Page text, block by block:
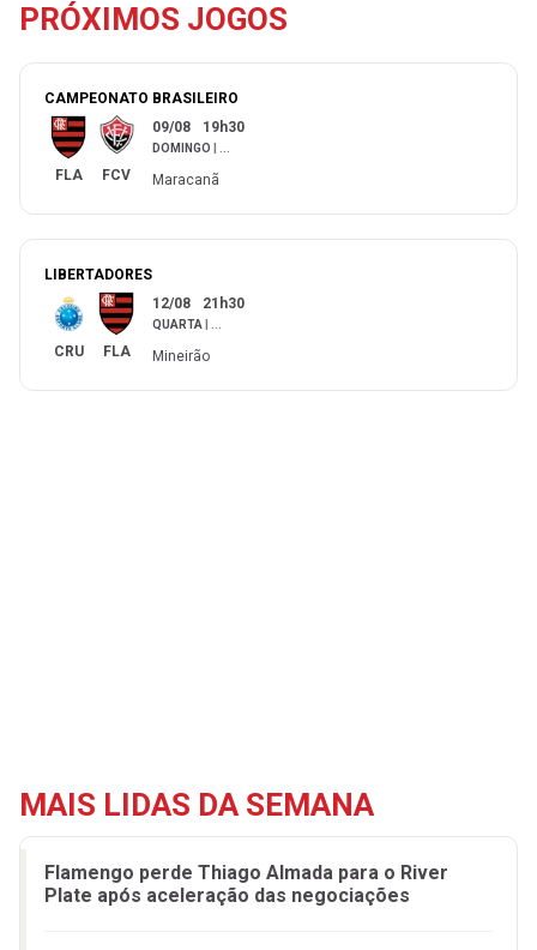
PRÓXIMOS JOGOS
CAMPEONATO BRASILEIRO
FLA FCV
09/08 19h30
DOMINGO
Maracanã
LIBERTADORES
CRU FLA
12/08 21h30
QUARTA
Mineirão
MAIS LIDAS DA SEMANA
Flamengo perde Thiago Almada para o River
Plate após aceleração das negociações